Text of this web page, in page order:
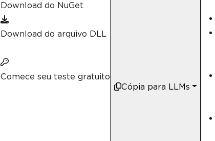
Download do NuGet
Download do arquivo DLL
Comece seu teste gratuito
Cópia para LLMs